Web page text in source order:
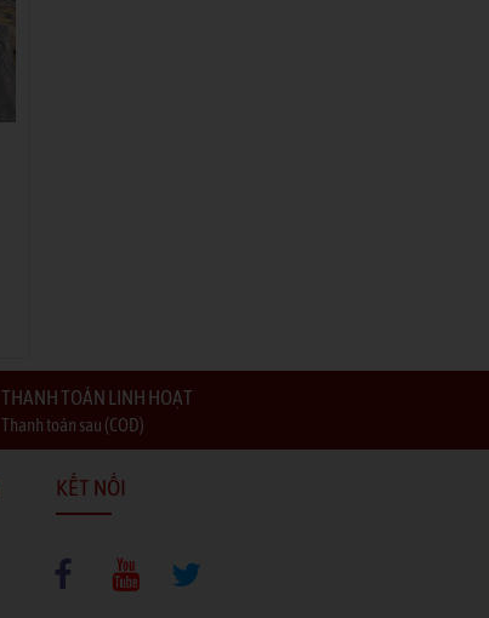
THANH TOÁN LINH HOẠT
Thanh toán sau (COD)
KẾT NỐI